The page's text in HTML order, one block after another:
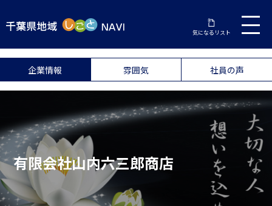
気になるリスト
企業情報 雰囲気 社員の声
有限会社山内六三郎商店